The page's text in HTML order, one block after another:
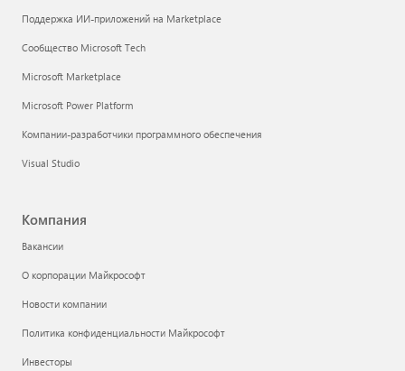
Поддержка ИИ-приложений на Marketplace
Сообщество Microsoft Tech
Microsoft Marketplace
Microsoft Power Platform
Компании-разработчики программного обеспечения
Visual Studio
Компания
Вакансии
О корпорации Майкрософт
Новости компании
Политика конфиденциальности Майкрософт
Инвесторы